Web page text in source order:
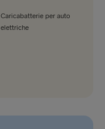
Caricabatterie per auto
elettriche